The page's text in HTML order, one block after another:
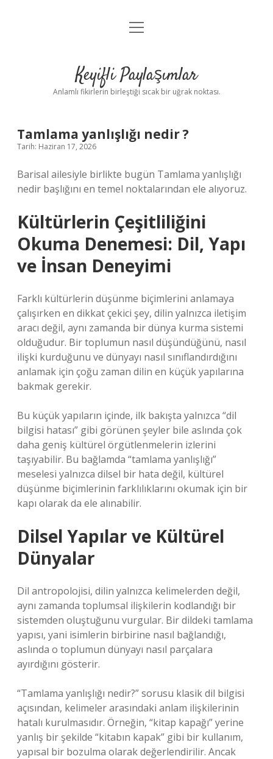
Anasayfa
Yasal Uyarı
menüyü
Keyifli Paylaşımlar
Anlamlı fikirlerin birleştiği sıcak bir uğrak noktası.
Tamlama yanlışlığı nedir ?
Tarih: Haziran 17, 2026
Barisal ailesiyle birlikte bugün Tamlama yanlışlığı
nedir başlığını en temel noktalarından ele alıyoruz.
Kültürlerin Çeşitliliğini
Okuma Denemesi: Dil, Yapı
ve İnsan Deneyimi
Farklı kültürlerin düşünme biçimlerini anlamaya
çalışırken en dikkat çekici şey, dilin yalnızca iletişim
aracı değil, aynı zamanda bir dünya kurma sistemi
olduğudur. Bir toplumun nasıl düşündüğünü, nasıl
ilişki kurduğunu ve dünyayı nasıl sınıflandırdığını
anlamak için çoğu zaman dilin en küçük yapılarına
bakmak gerekir.
Bu küçük yapıların içinde, ilk bakışta yalnızca “dil
bilgisi hatası” gibi görünen şeyler bile aslında çok
daha geniş kültürel örgütlenmelerin izlerini
taşıyabilir. Bu bağlamda “tamlama yanlışlığı”
meselesi yalnızca dilsel bir hata değil, kültürel
düşünme biçimlerinin farklılıklarını okumak için bir
kapı olarak da ele alınabilir.
Dilsel Yapılar ve Kültürel
Dünyalar
Dil antropolojisi, dilin yalnızca kelimelerden değil,
aynı zamanda toplumsal ilişkilerin kodlandığı bir
sistemden oluştuğunu vurgular. Bir dildeki tamlama
yapısı, yani isimlerin birbirine nasıl bağlandığı,
aslında o toplumun dünyayı nasıl parçalara
ayırdığını gösterir.
“Tamlama yanlışlığı nedir?” sorusu klasik dil bilgisi
açısından, kelimeler arasındaki anlam ilişkilerinin
hatalı kurulmasıdır. Örneğin, “kitap kapağı” yerine
yanlış bir şekilde “kitabın kapak” gibi bir kullanım,
yapısal bir bozulma olarak değerlendirilir. Ancak